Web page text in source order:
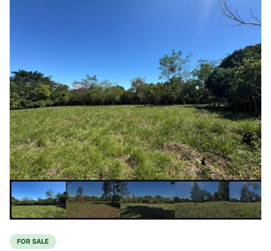
FOR SALE